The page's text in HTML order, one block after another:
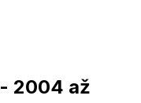
- 2004 až